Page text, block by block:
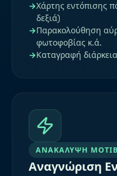
Χάρτης εντόπισης
δεξιά)
Παρακολούθηση
φωτοφοβίας κ.ά.
Καταγραφή
ΑΝΑΚΆΛΥΨΗ
Αναγνώριση